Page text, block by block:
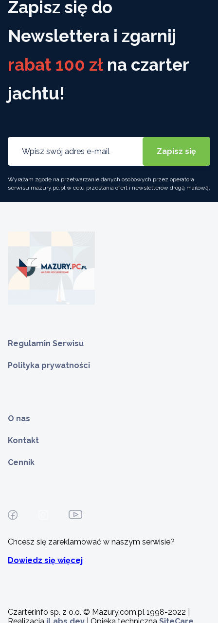
Zapisz się do
Newslettera i zgarnij
rabat 100 zł na czarter
jachtu!
Wyrażam zgodę na przetwarzanie danych osobowych przez operatora
serwisu mazury.pc.pl w celu przesłania ofert i newsletterów drogą mailową.
Regulamin Serwisu
Polityka prywatności
O nas
Kontakt
Cennik
Chcesz się zareklamować w naszym serwisie?
Dowiedz się więcej
Czarter.info sp. z o.o. © Mazury.com.pl 1998-2022 |
Realizacja iLabs.dev | Opieka techniczna SiteCare